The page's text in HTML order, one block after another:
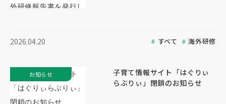
2026.04.20 すべて 海外研修
子育て情報サイト「はぐりぃ
らぶりぃ」閉鎖のお知らせ
お知らせ